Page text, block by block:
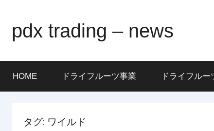
contentpdx trading – news
HOME ドライフルーツ事業 ドライフルー
タグ: ワイルド